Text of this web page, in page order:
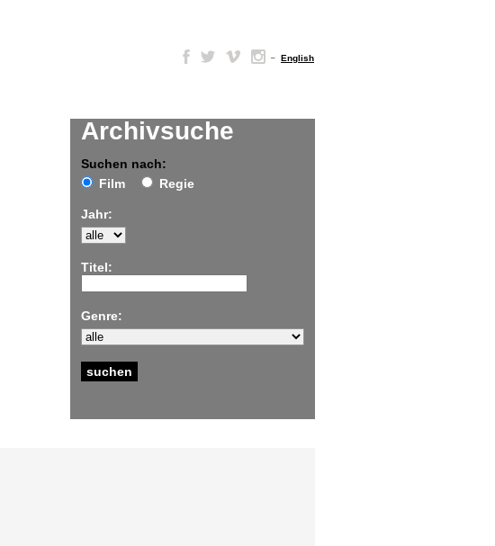
– English
Archivsuche
Suchen nach:
Film
Regie
Jahr:
Titel:
Genre: